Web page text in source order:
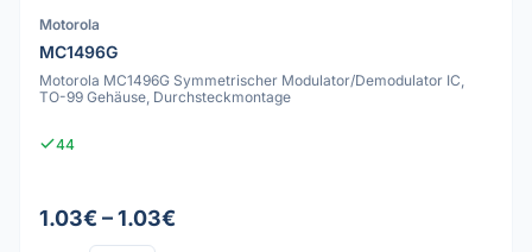
Motorola
MC1496G
Motorola MC1496G Symmetrischer Modulator/Demodulator IC,
TO-99 Gehäuse, Durchsteckmontage
44
1.03€ – 1.03€